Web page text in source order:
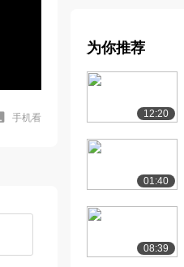
手机看
[8] 3.殖民时期的文
（中）
[9] 3.殖民时期的文
（下）
1452播放
[10] 4.美国的清教
1（上）
4339播放
[11] 4.美国的清教
为你推荐
12:20
01:40
08:39